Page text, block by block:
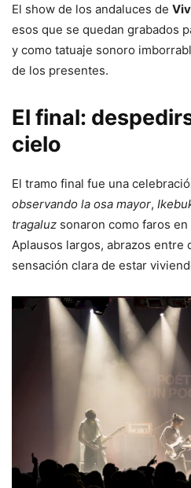
El show de los andaluces de
esos que se quedan grabados
y como tatuaje sonoro
de los presentes.
El final:
cielo
El tramo final fue una
observando la osa mayor,
tragaluz sonaron como faros
Aplausos largos, abrazos entre
sensación clara de estar